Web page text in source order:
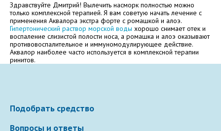
Электронная почта
Ваше сообщение
Здравствуйте Дмитрий! Вылечить насморк полностью можно
только комплексной терапией. Я вам советую начать лечение с
применения Аквалора экстра форте с ромашкой и алоэ.
Гипертонический раствор морской воды хорошо снимает отек и
воспаление слизистой полости носа, а ромашка и алоэ оказывают
противовоспалительное и иммуномодулирующее действие.
Аквалор наиболее часто используется в комплексной терапии
ринитов.
Подобрать средство
Вопросы и ответы